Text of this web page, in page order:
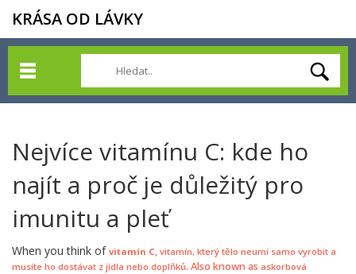
KRÁSA OD LÁVKY
Nejvíce vitamínu C: kde ho
najít a proč je důležitý pro
imunitu a pleť
When you think of vitamín C, vitamín, který tělo neumí samo vyrobit a
musíte ho dostávat z jídla nebo doplňků. Also known as askorbová